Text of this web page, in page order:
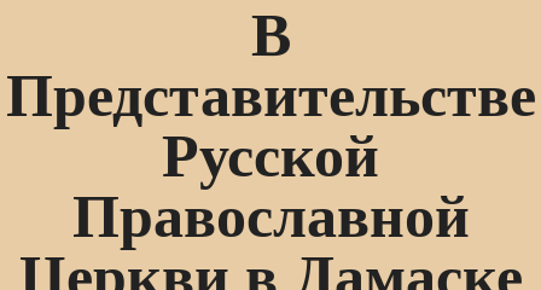
В
Представительстве
Русской
Православной